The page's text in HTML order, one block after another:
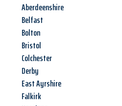
Aberdeenshire
Belfast
Bolton
Bristol
Colchester
Derby
East Ayrshire
Falkirk